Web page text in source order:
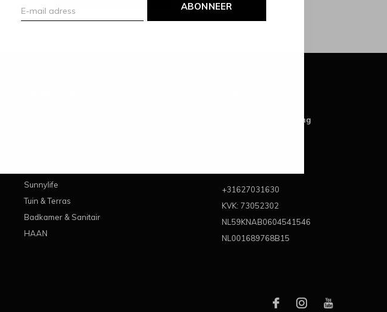
ABONNEER
Sunnylife
Tuin & Terras
Badkamer & Sanitair
HAAN
Best Brands For Living
+31627031630
KVK: 73052302
NL59KNAB0604541546
NL001689768B15